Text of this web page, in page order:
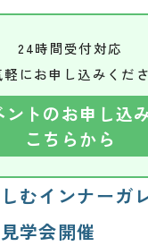
24時間受付対応
軽にお申し込みくだ
ントのお申し込
こちらから
しむインナーガ
学会開催